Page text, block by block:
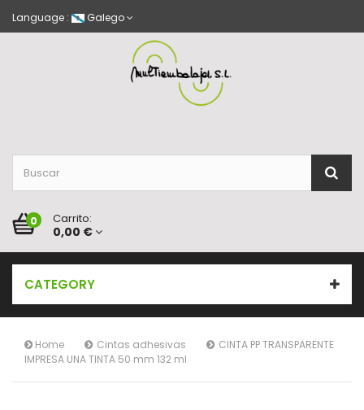
Language : Galego
0 Carrito:
0,00 €
CATEGORY
Home Cintas adhesivas
CINTA PP TRANSPARENTE
IMPRESA UNA TINTA 50 mm 132 ml